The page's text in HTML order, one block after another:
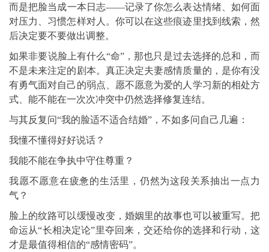
而是把脸当成一本日志——记录了你怎么表达情绪、如何面
对压力、习惯怎样对人。你可以在这些痕迹里找到线索，然
后决定要不要做出调整。
如果非要说脸上有什么“命”，那也只是过去选择的总和，而
不是未来注定的剧本。真正决定夫妻感情质量的，是你有没
有勇气面对自己的弱点、愿不愿意为爱的人学习新的相处方
式、能不能在一次次冲突中仍然选择修复连结。
与其反复问“我的脸适不适合结婚”，不如多问自己几遍：
我懂不懂得好好说话？
我能不能在争执中守住尊重？
我愿不愿意在疲惫的生活里，仍然为这段关系抽出一点力
气？
脸上的纹路可以缓慢改变，婚姻里的故事也可以被重写。把
命运从“长相决定论”里夺回来，交还给你的选择和行动，这
才是最值得相信的“感情密码”。